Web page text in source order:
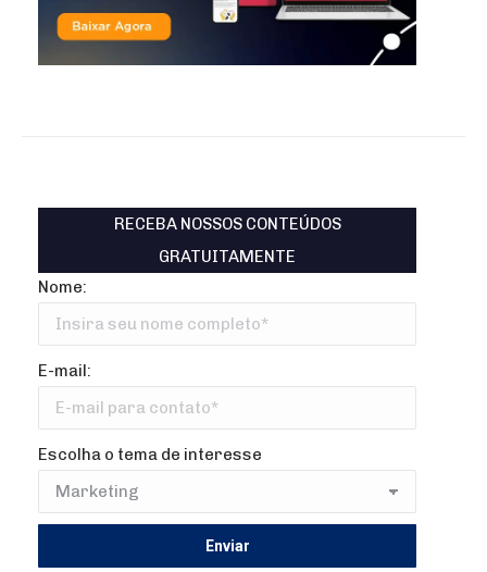
RECEBA NOSSOS CONTEÚDOS
GRATUITAMENTE
Nome:
E-mail:
Escolha o tema de interesse